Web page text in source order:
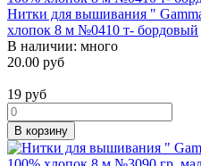
Нитки для вышивания "
хлопок 8 м №0410 т- бордовый
В наличии: много
20.00 руб
19 руб
В корзину